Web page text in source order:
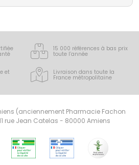
15 000 références à bas prix
toute l’année
et Livraison dans toute la
France métropolitaine
(anciennement Pharmacie Fachon
rue Jean Catelas - 80000 Amiens